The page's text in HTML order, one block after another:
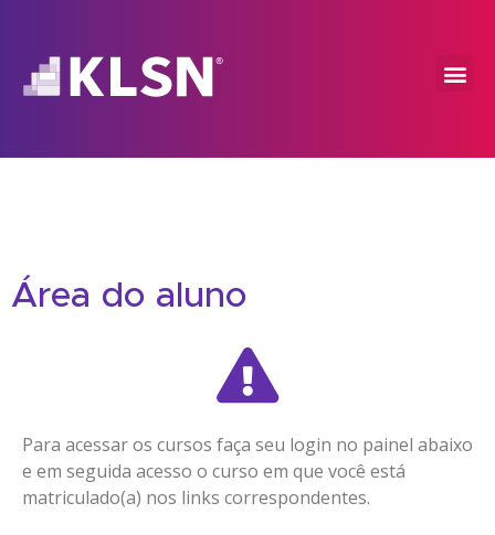
Área do aluno
Para acessar os cursos faça seu login no painel abaixo
e em seguida acesso o curso em que você está
matriculado(a) nos links correspondentes.